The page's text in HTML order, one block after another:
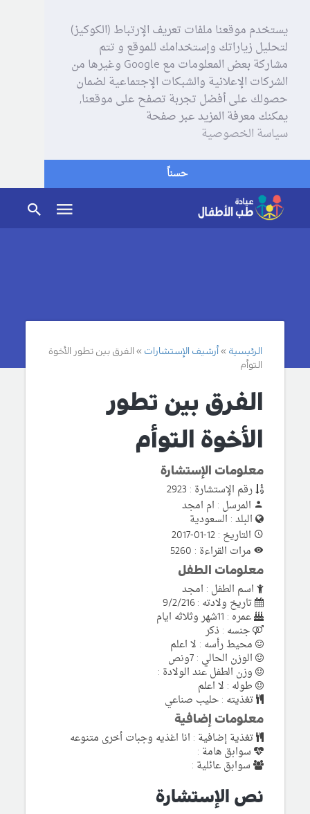
يستخدم موقعنا ملفات تعريف الإرتباط (الكوكيز)
لتحليل زياراتك وإستخدامك للموقع و تتم
مشاركة بعض المعلومات مع Google وغيرها من
الشركات الإعلانية والشبكات الإجتماعية لضمان
حصولك على أفضل تجربة تصفح على موقعنا,
يمكنك معرفة المزيد عبر صفحة
سياسة الخصوصية
حسناً
الرئيسية أرشيف الإستشارات
الفرق بين تطور الأخوة
التوأم
الفرق بين تطور
الأخوة التوأم
معلومات الإستشارة
رقم الإستشارة : 2923
المرسل : ام امجد
البلد : السعودية
التاريخ : 12-01-2017
مرات القراءة : 5260
معلومات الطفل
اسم الطفل : امجد
تاريخ ولادته : 9/2/216
عمره : 11شهر وثلاثه ايام
جنسه : ذكر
محيط رأسه : لا اعلم
الوزن الحالي : 7ونص
وزن الطفل عند الولادة :
طوله : لا اعلم
تغذيته : حليب صناعي
معلومات إضافية
تغذية إضافية : انا اغذيه وجبات أخرى متنوعه
سوابق هامة :
سوابق عائلية :
نص الإستشارة